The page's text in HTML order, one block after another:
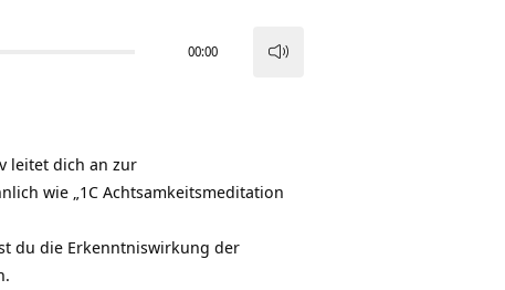
00:00
leitet dich an zur
wie „1C Achtsamkeitsmeditation
du die Erkenntniswirkung der